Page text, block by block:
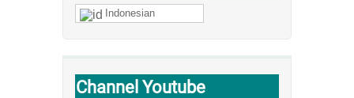
Indonesian
Channel Youtube